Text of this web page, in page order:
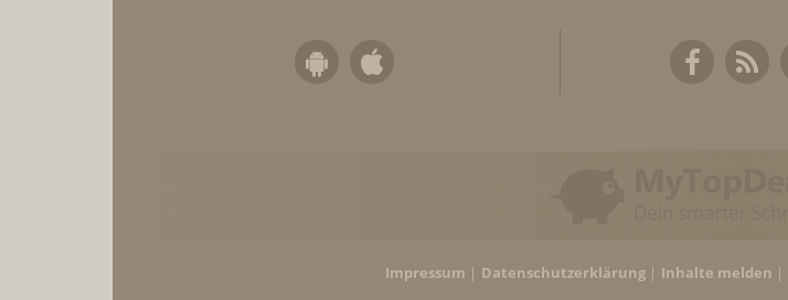
Impressum Datenschutzerklärung Inhalte melden